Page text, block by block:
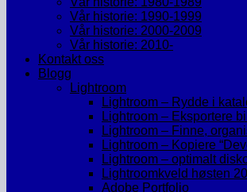
Vår historie: 1990-1999
Vår historie: 2000-2009
Vår historie: 2010-
Kontakt oss
Blogg
Lightroom
Lightroom – Rydde i
Lightroom – Eksportere
Lightroom – Finne,
Lightroom – Kopiere
Lightroom – optimalt
Lightroomkveld høsten
Adobe Portfolio